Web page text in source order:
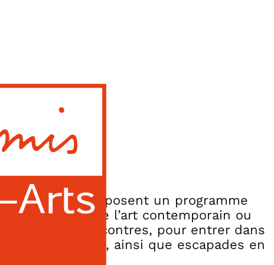
Paris vous proposent un programme
(référents de l’art contemporain ou
rencontres, pour entrer dans
collection, ainsi que escapades en
l’étranger